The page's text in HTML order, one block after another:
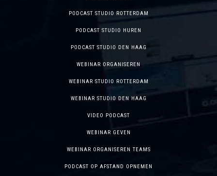
PODCAST STUDIO ROTTERDAM
PODCAST STUDIO HUREN
PODCAST STUDIO DEN HAAG
WEBINAR ORGANISEREN
WEBINAR STUDIO ROTTERDAM
WEBINAR STUDIO DEN HAAG
VIDEO PODCAST
WEBINAR GEVEN
WEBINAR ORGANISEREN TEAMS
PODCAST OP AFSTAND OPNEMEN